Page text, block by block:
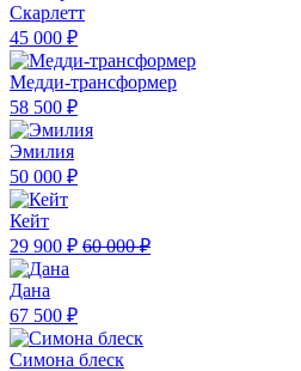
Скарлетт
45 000 ₽
Медди-трансформер
58 500 ₽
Эмилия
50 000 ₽
Кейт
29 900 ₽ 60 000 ₽
Дана
67 500 ₽
Симона блеск